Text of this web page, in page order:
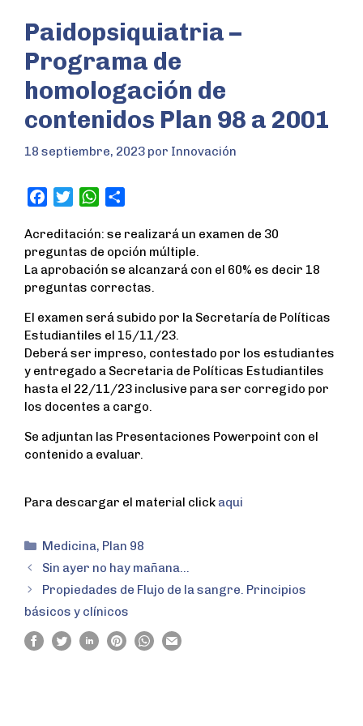
Paidopsiquiatria –
Programa de
homologación de
contenidos Plan 98 a 2001
18 septiembre, 2023 por Innovación
c
e
b
o
o
k
i
t
t
e
r
W
a
t
s
A
p
p
a
r
e
Acreditación: se realizará un examen de 30
preguntas de opción múltiple.
La aprobación se alcanzará con el 60% es decir 18
preguntas correctas.
El examen será subido por la Secretaría de Políticas
Estudiantiles el 15/11/23.
Deberá ser impreso, contestado por los estudiantes
y entregado a Secretaria de Políticas Estudiantiles
hasta el 22/11/23 inclusive para ser corregido por
los docentes a cargo.
Se adjuntan las Presentaciones Powerpoint con el
contenido a evaluar.
Para descargar el material click aqui
Medicina, Plan 98
Sin ayer no hay mañana…
Propiedades de Flujo de la sangre. Principios
básicos y clínicos